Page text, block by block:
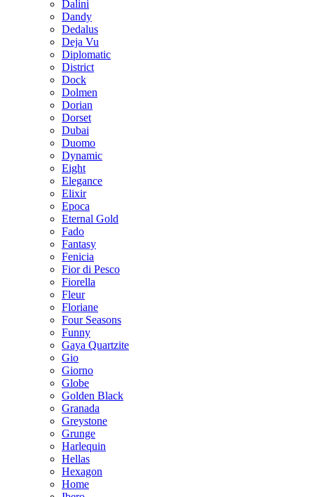
Dalini
Dandy
Dedalus
Deja Vu
Diplomatic
District
Dock
Dolmen
Dorian
Dorset
Dubai
Duomo
Dynamic
Eight
Elegance
Elixir
Epoca
Eternal Gold
Fado
Fantasy
Fenicia
Fior di Pesco
Fiorella
Fleur
Floriane
Four Seasons
Funny
Gaya Quartzite
Gio
Giorno
Globe
Golden Black
Granada
Greystone
Grunge
Harlequin
Hellas
Hexagon
Home